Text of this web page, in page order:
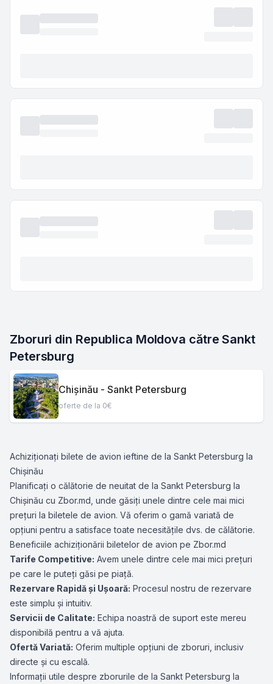
Zboruri din Republica Moldova către Sankt
Petersburg
Chișinău - Sankt Petersburg
oferte de la 0€
Achiziționați bilete de avion ieftine de la Sankt Petersburg la
Chișinău
Planificați o călătorie de neuitat de la Sankt Petersburg la
Chișinău cu Zbor.md, unde găsiți unele dintre cele mai mici
prețuri la biletele de avion. Vă oferim o gamă variată de
opțiuni pentru a satisface toate necesitățile dvs. de călătorie.
Beneficiile achiziționării biletelor de avion pe Zbor.md
Tarife Competitive: Avem unele dintre cele mai mici prețuri
pe care le puteți găsi pe piață.
Rezervare Rapidă și Ușoară: Procesul nostru de rezervare
este simplu și intuitiv.
Servicii de Calitate: Echipa noastră de suport este mereu
disponibilă pentru a vă ajuta.
Ofertă Variată: Oferim multiple opțiuni de zboruri, inclusiv
directe și cu escală.
Informații utile despre zborurile de la Sankt Petersburg la